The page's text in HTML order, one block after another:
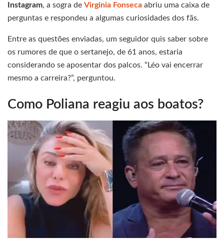
Instagram, a sogra de Virginia Fonseca abriu uma caixa de
perguntas e respondeu a algumas curiosidades dos fãs.
Entre as questões enviadas, um seguidor quis saber sobre
os rumores de que o sertanejo, de 61 anos, estaria
considerando se aposentar dos palcos. “Léo vai encerrar
mesmo a carreira?”, perguntou.
Como Poliana reagiu aos boatos?